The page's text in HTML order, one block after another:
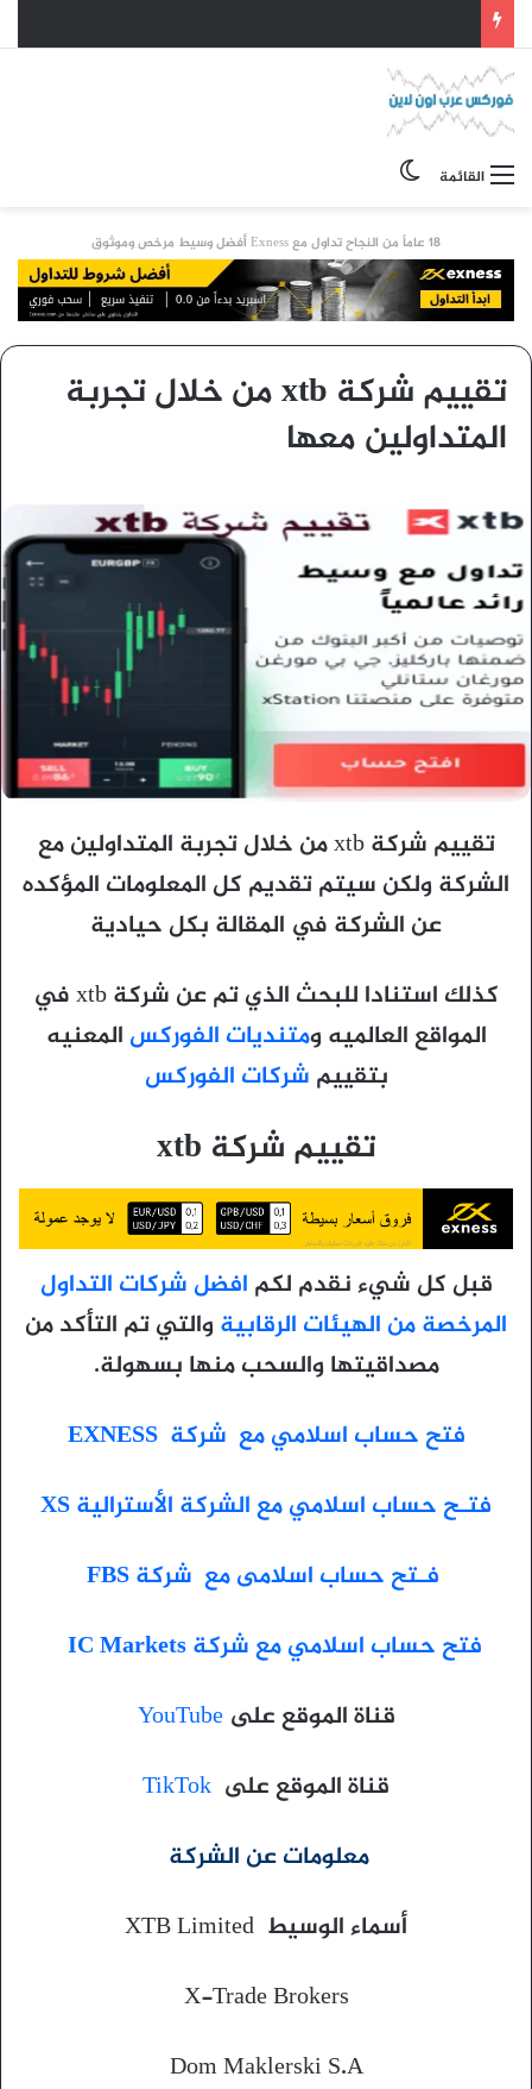
القائمة
18 عاماً من النجاح تداول مع Exness أفضل وسيط مرخص وموثوق
تقييم شركة xtb من خلال تجربة
المتداولين معها
تقييم شركة xtb من خلال تجربة المتداولين مع
الشركة ولكن سيتم تقديم كل المعلومات المؤكده
عن الشركة في المقالة بكل حيادية
كذلك استنادا للبحث الذي تم عن شركة xtb في
المواقع العالميه ومتنديات الفوركس المعنيه
بتقييم شركات الفوركس
تقييم شركة xtb
قبل كل شيء نقدم لكم افضل شركات التداول
المرخصة من الهيئات الرقابيةوالتي تم التأكد من
مصداقيتها والسحب منها بسهولة.
فتح حساب اسلامي مع شركة EXNESS
فتـح حساب اسلامي مع الشركة الأسترالية XS
فـتح حساب اسلامى مع شركة FBS
فتح حساب اسلامي مع شركة IC Markets
قناة الموقع علىYouTube
قناة الموقع على TikTok
معلومات عن الشركة
أسماء الوسيط XTB Limited
X-Trade Brokers
Dom Maklerski S.A